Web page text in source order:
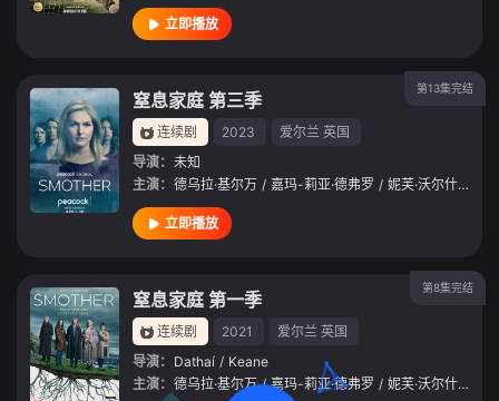
立即播放
第13集完结
窒息家庭 第三季
连续剧 2023 爱尔兰 英国
导演： 未知
主演： 德乌拉·基尔万 / 嘉玛-莉亚·德弗罗 / 妮芙·沃尔什 /
立即播放
第8集完结
窒息家庭 第一季
连续剧 2021 爱尔兰 英国
导演： Dathaí / Keane
主演： 德乌拉·基尔万 / 嘉玛-莉亚·德弗罗 / 妮芙·沃尔什 /